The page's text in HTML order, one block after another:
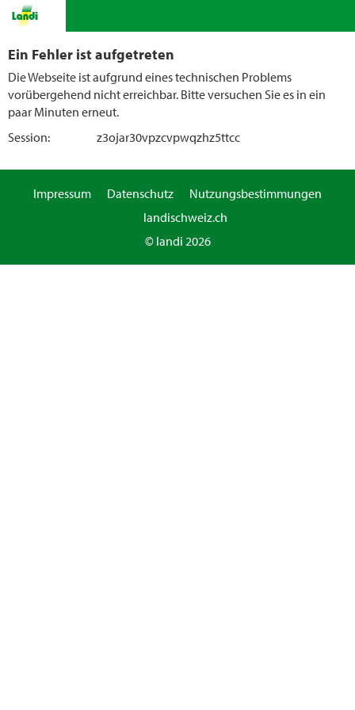
Ein Fehler ist aufgetreten
Die Webseite ist aufgrund eines technischen Problems
vorübergehend nicht erreichbar. Bitte versuchen Sie es in ein
paar Minuten erneut.
Session:
z3ojar30vpzcvpwqzhz5ttcc
Impressum Datenschutz
Nutzungsbestimmungen
landischweiz.ch
© landi 2026